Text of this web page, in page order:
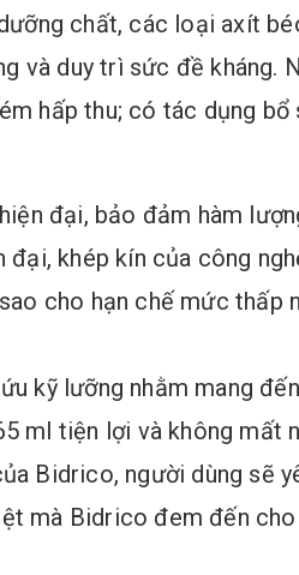
chất, các loại axít
và duy trì sức đề kháng.
hấp thu; có tác dụng
đại, bảo đảm hàm
khép kín của công
cho hạn chế mức thấp
kỹ lưỡng nhằm mang
ml tiện lợi và không mất
Bidrico, người dùng sẽ
mà Bidrico đem đến